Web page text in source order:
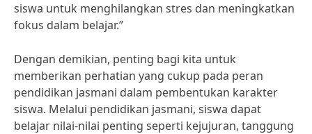
siswa untuk menghilangkan stres dan meningkatkan
fokus dalam belajar.”
Dengan demikian, penting bagi kita untuk
memberikan perhatian yang cukup pada peran
pendidikan jasmani dalam pembentukan karakter
siswa. Melalui pendidikan jasmani, siswa dapat
belajar nilai-nilai penting seperti kejujuran, tanggung